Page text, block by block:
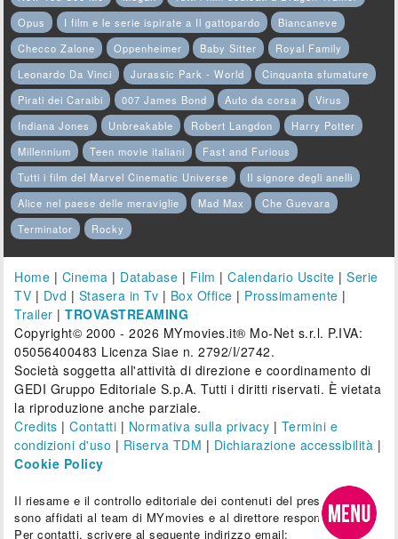
Opus
I film e le serie ispirate a Il gattopardo
Biancaneve
Checco Zalone
Oppenheimer Baby Sitter
Royal Family
Leonardo Da Vinci
Jurassic Park - World
Cinquanta sfumature
Pirati dei Caraibi
007 James Bond Auto da corsa
Virus
Indiana Jones
Unbreakable Robert Langdon
Harry Potter
Millennium
Teen movie italiani
Fast and Furious
Tutti i film del Marvel Cinematic Universe
Il signore degli anelli
Alice nel paese delle meraviglie
Mad Max
Che Guevara
Terminator
Rocky
Home | Cinema | Database | Film |Calendario Uscite |Serie
TV | Dvd | Stasera in Tv | Box Office | Prossimamente |
Trailer |TROVASTREAMING
Copyright© 2000 - 2026 MYmovies.it® Mo-Net s.r.l. P.IVA:
05056400483 Licenza Siae n. 2792/I/2742.
Società soggetta all'attività di direzione e coordinamento di
GEDI Gruppo Editoriale S.p.A. Tutti i diritti riservati. È vietata
la riproduzione anche parziale.
Credits |Contatti | Normativa sulla privacy | Termini e
condizioni d'uso | Riserva TDM | Dichiarazione accessibilità |
Cookie Policy
Il riesame e il controllo editoriale dei contenuti del presente sito
sono affidati al team di MYmovies e al direttore responsabile.
Per contatti, scrivere al seguente indirizzo email: